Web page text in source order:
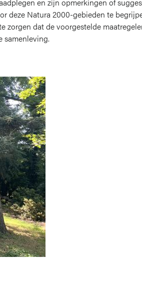
deze Natura 2000-gebieden te
zorgen dat de voorgestelde
samenleving.